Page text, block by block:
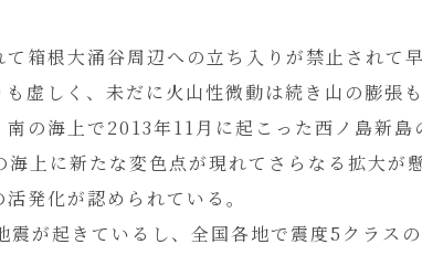
箱根大涌谷周辺への立ち入りが禁止されて
虚しく、未だに火山性微動は続き山の膨張も
の海上で2013年11月に起こった西ノ島新島
上に新たな変色点が現れてさらなる拡大が
発化が認められている。
が起きているし、全国各地で震度5クラス